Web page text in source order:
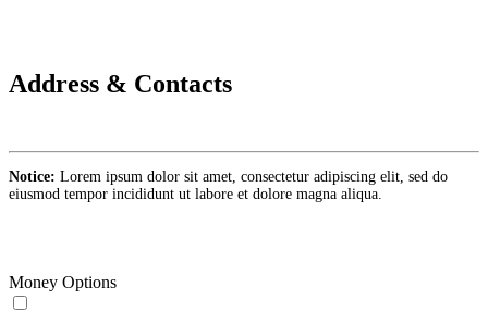
Address & Contacts
Notice: Lorem ipsum dolor sit amet, consectetur adipiscing elit, sed do
eiusmod tempor incididunt ut labore et dolore magna aliqua.
Money Options